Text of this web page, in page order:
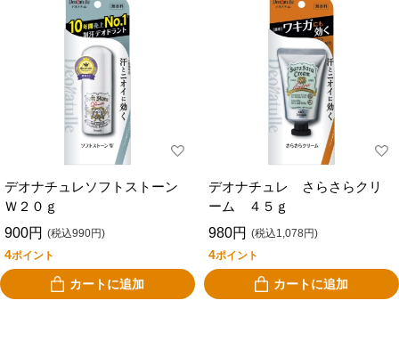
デオナチュレソフトストーン
Ｗ２０ｇ
900円 (税込990円)
4ポイント
カートに追加
デオナチュレ さらさらクリ
ーム ４５ｇ
980円 (税込1,078円)
4ポイント
カートに追加